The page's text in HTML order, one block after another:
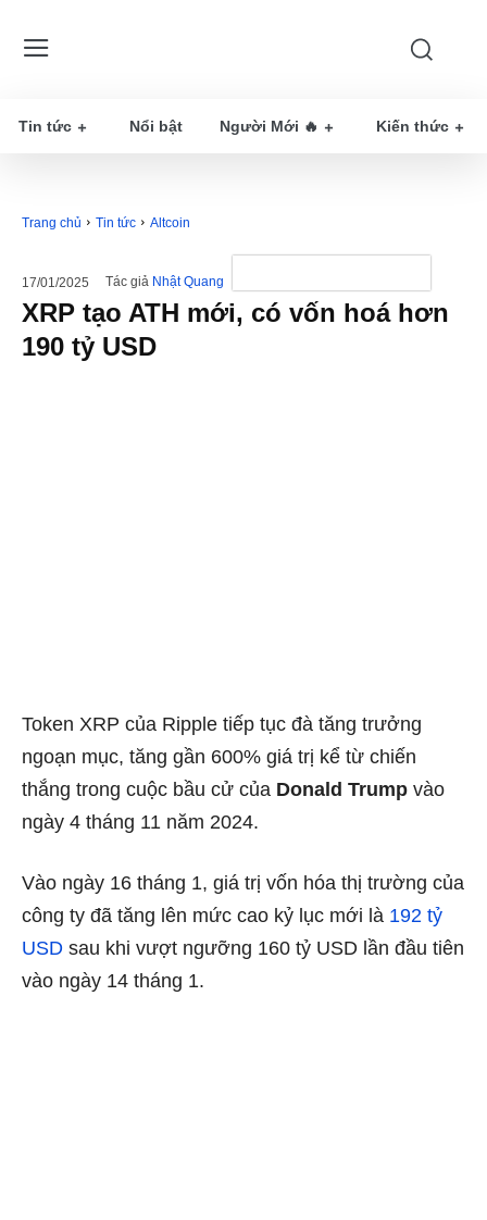
Tin tức Nổi bật Người Mới 🔥 Kiến thức
Trang chủ Tin tức Altcoin
17/01/2025 Tác giả Nhật Quang
XRP tạo ATH mới, có vốn hoá hơn
190 tỷ USD
Token XRP của Ripple tiếp tục đà tăng trưởng
ngoạn mục, tăng gần 600% giá trị kể từ chiến
thắng trong cuộc bầu cử của Donald Trump vào
ngày 4 tháng 11 năm 2024.
Vào ngày 16 tháng 1, giá trị vốn hóa thị trường của
công ty đã tăng lên mức cao kỷ lục mới là 192 tỷ
USD sau khi vượt ngưỡng 160 tỷ USD lần đầu tiên
vào ngày 14 tháng 1.